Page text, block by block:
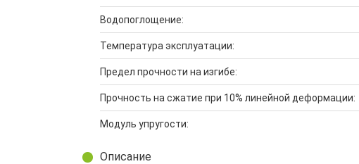
Водопоглощение:
Температура эксплуатации:
Предел прочности на изгибе:
Прочность на сжатие при 10% линейной деформации:
Модуль упругости:
Описание